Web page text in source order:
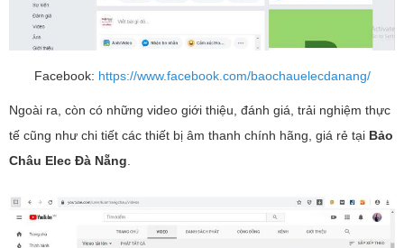
Facebook: https://www.facebook.com/baochauelecdanang/
Ngoài ra, còn có những video giới thiệu, đánh giá, trải nghiệm thực
tế cũng như chi tiết các thiết bị âm thanh chính hãng, giá rẻ tại Bảo
Châu Elec Đà Nẵng.